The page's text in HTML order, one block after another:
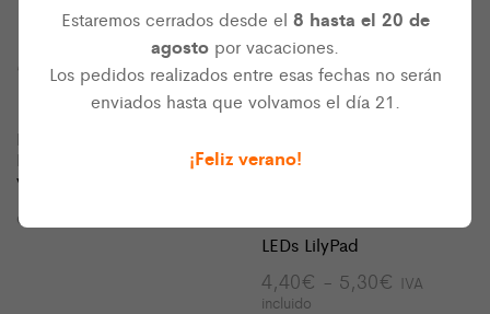
Agotado
PLA de Makerbot
Industries 1.75mm 900g –
varios colores
67,00
LEDs LilyPad
4,40€ - 5,30€ Rango
IVA
incluido
Estaremos cerrados desde el 8 hasta el 20 de
agosto por vacaciones.
Los pedidos realizados entre esas fechas no serán
enviados hasta que volvamos el día 21.
¡Feliz verano!